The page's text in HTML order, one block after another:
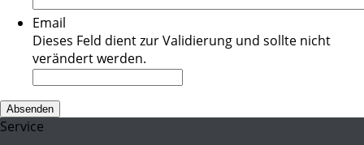
Email
Dieses Feld dient zur Validierung und sollte nicht
verändert werden.
Service